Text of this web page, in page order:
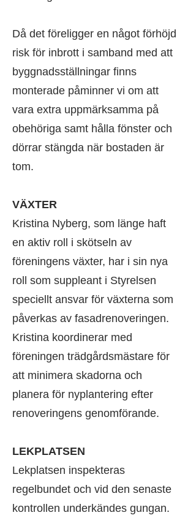
Då det föreligger en något förhöjd
risk för inbrott i samband med att
byggnadsställningar finns
monterade påminner vi om att
vara extra uppmärksamma på
obehöriga samt hålla fönster och
dörrar stängda när bostaden är
tom.
VÄXTER
Kristina Nyberg, som länge haft
en aktiv roll i skötseln av
föreningens växter, har i sin nya
roll som suppleant i Styrelsen
speciellt ansvar för växterna som
påverkas av fasadrenoveringen.
Kristina koordinerar med
föreningen trädgårdsmästare för
att minimera skadorna och
planera för nyplantering efter
renoveringens genomförande.
LEKPLATSEN
Lekplatsen inspekteras
regelbundet och vid den senaste
kontrollen underkändes gungan.